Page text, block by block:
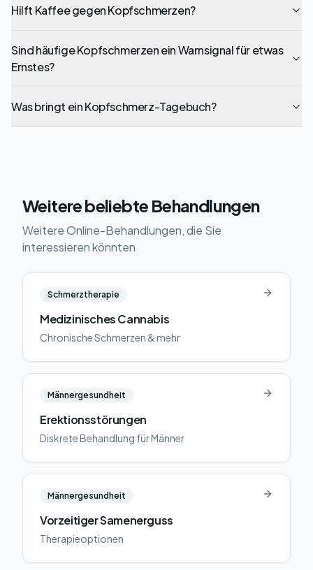
Hilft Kaffee gegen Kopfschmerzen?
Sind häufige Kopfschmerzen ein Warnsignal für etwas
Ernstes?
Was bringt ein Kopfschmerz-Tagebuch?
Weitere beliebte Behandlungen
Weitere Online-Behandlungen, die Sie
interessieren könnten
Schmerztherapie
Medizinisches Cannabis
Chronische Schmerzen & mehr
Männergesundheit
Erektionsstörungen
Diskrete Behandlung für Männer
Männergesundheit
Vorzeitiger Samenerguss
Therapieoptionen